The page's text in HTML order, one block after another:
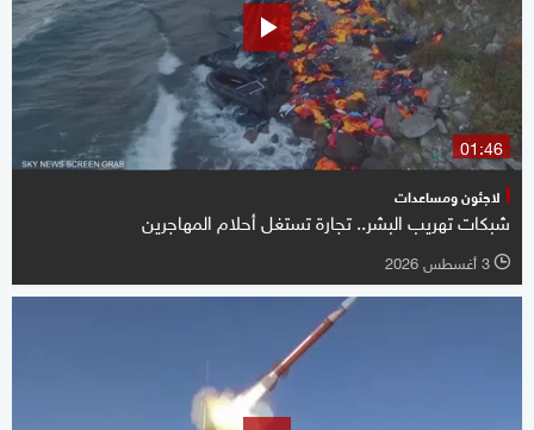
01:46
لاجئون ومساعدات
شبكات تهريب البشر.. تجارة تستغل أحلام المهاجرين
l 3 أغسطس 2026